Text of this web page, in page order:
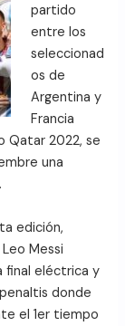
partido
entre los
seleccionad
os de
Argentina y
Francia
Qatar 2022, se
una
edición,
Messi
final eléctrica y
donde
el 1er tiempo